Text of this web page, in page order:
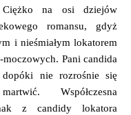
na osi dziejów
romansu, gdyż
i nieśmiałym lokatorem
moczowych. Pani candida
nie rozrośnie się
Współczesna
z candidy lokatora